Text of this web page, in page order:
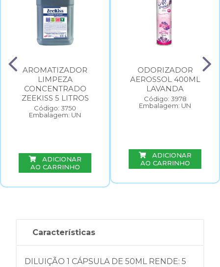
AROMATIZADOR
LIMPEZA
CONCENTRADO
ZEEKISS 5 LITROS
Código: 3750
Embalagem: UN
ADICIONAR
AO CARRINHO
ODORIZADOR
AEROSSOL 400ML
LAVANDA
Código: 3978
Embalagem: UN
ADICIONAR
AO CARRINHO
Características
DILUIÇÃO 1 CÁPSULA DE 50ML RENDE: 5